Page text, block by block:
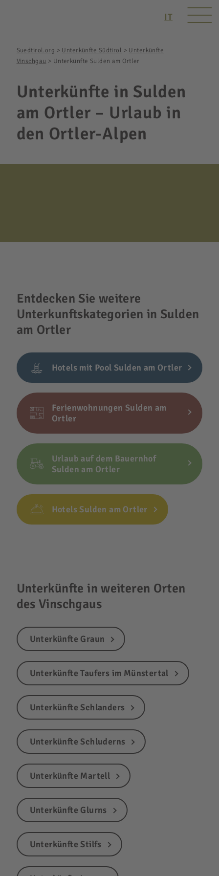
IT
Suedtirol.org > Unterkünfte Südtirol > Unterkünfte
Vinschgau > Unterkünfte Sulden am Ortler
Unterkünfte in Sulden
am Ortler – Urlaub in
den Ortler-Alpen
Entdecken Sie weitere
Unterkunftskategorien in Sulden
am Ortler
Hotels mit Pool Sulden am Ortler
Ferienwohnungen Sulden am
Ortler
Urlaub auf dem Bauernhof
Sulden am Ortler
Hotels Sulden am Ortler
Unterkünfte in weiteren Orten
des Vinschgaus
Unterkünfte Graun
Unterkünfte Taufers im Münstertal
Unterkünfte Schlanders
Unterkünfte Schluderns
Unterkünfte Martell
Unterkünfte Glurns
Unterkünfte Stilfs